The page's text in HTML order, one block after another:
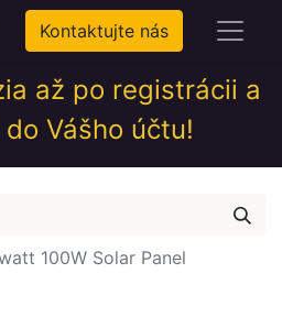
Kontaktujte nás
až po registrácii a
Vášho účtu!
100W Solar Panel